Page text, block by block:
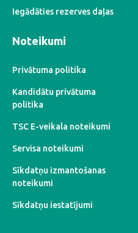
Iegādāties rezerves daļas
Noteikumi
Privātuma politika
Kandidātu privātuma
politika
TSC E-veikala noteikumi
Servisa noteikumi
Sīkdatņu izmantošanas
noteikumi
Sīkdatņu iestatījumi